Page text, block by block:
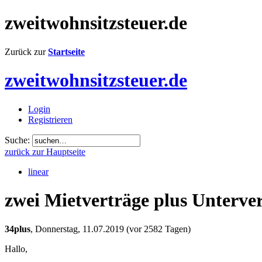
zweitwohnsitzsteuer.de
Zurück zurStartseite
zweitwohnsitzsteuer.de
Login
Registrieren
Suche:
zurück zur Hauptseite
linear
zwei Mietverträge plus
34plus, Donnerstag, 11.07.2019 (vor 2582 Tagen)
Hallo,